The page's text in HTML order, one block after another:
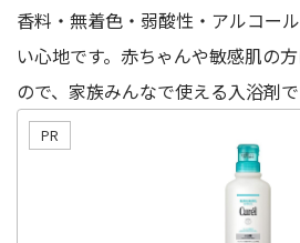
香料・無着色・弱酸性・アルコー
い心地です。赤ちゃんや敏感肌の
ので、家族みんなで使える入浴剤で